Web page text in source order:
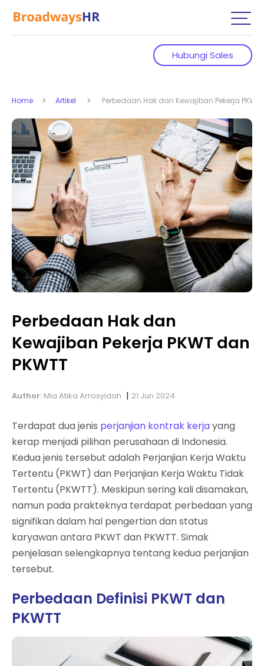
Hubungi Sales
Home Artikel Perbedaan Hak dan Kewajiban Pekerja PKWT
Perbedaan Hak dan
Kewajiban Pekerja PKWT dan
PKWTT
Author: Mia Atika Arrosyidah | 21 Jun 2024
Terdapat dua jenis perjanjian kontrak kerjayang
kerap menjadi pilihan perusahaan di Indonesia.
Kedua jenis tersebut adalah Perjanjian Kerja Waktu
Tertentu (PKWT) dan Perjanjian Kerja Waktu Tidak
Tertentu (PKWTT). Meskipun sering kali disamakan,
namun pada prakteknya terdapat perbedaan yang
signifikan dalam hal pengertian dan status
karyawan antara PKWT dan PKWTT. Simak
penjelasan selengkapnya tentang kedua perjanjian
tersebut.
Perbedaan Definisi PKWT dan
PKWTT